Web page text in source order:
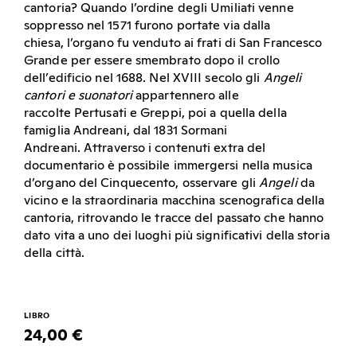
cantoria? Quando l’ordine degli Umiliativenne
soppresso nel 1571 furono portate via dalla
chiesa, l’organo fu venduto ai frati di San Francesco
Grande per essere smembrato dopo il crollo
dell’edificio nel 1688. Nel XVIII secologli Angeli
cantori e suonatoriappartennero alle
raccolte Pertusati e Greppi, poi a quella della
famiglia Andreani, dal 1831 Sormani
Andreani. Attraverso i contenuti extra del
documentario è possibile immergersi nella musica
d’organo del Cinquecento, osservare gli Angelida
vicino e la straordinaria macchina scenografica della
cantoria, ritrovando le tracce del passato che hanno
dato vita a uno dei luoghi più significativi della storia
della città.
LIBRO
24,00 €